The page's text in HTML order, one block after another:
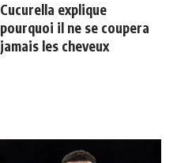
Cucurella explique
pourquoi il ne se coupera
jamais les cheveux